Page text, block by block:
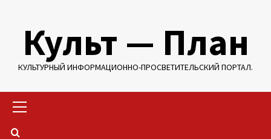
содержимому
Культ — План
КУЛЬТУРНЫЙ ИНФОРМАЦИОННО-ПРОСВЕТИТЕЛЬСКИЙ ПОРТАЛ.
меню